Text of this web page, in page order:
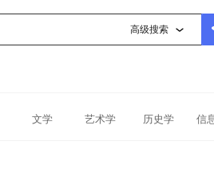
高级搜索
文学 艺术学 历史学 信